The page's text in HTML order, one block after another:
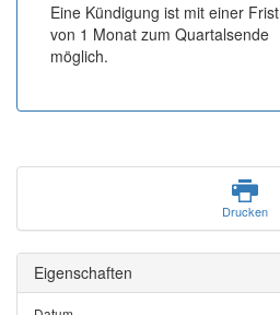
Eine Kündigung ist mit einer Frist
von 1 Monat zum Quartalsende
möglich.
Drucken
Eigenschaften